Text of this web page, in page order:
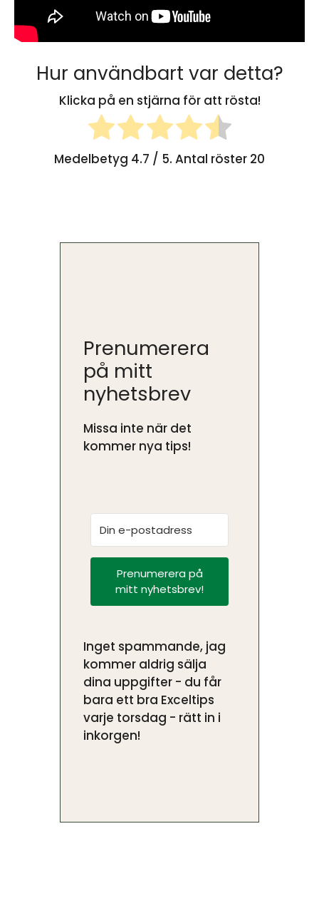
Hur användbart var detta?
Klicka på en stjärna för att rösta!
Medelbetyg 4.7 / 5. Antal röster 20
Prenumerera
på mitt
nyhetsbrev
Missa inte när det
kommer nya tips!
Prenumerera på
mitt nyhetsbrev!
Inget spammande, jag
kommer aldrig sälja
dina uppgifter - du får
bara ett bra Exceltips
varje torsdag - rätt in i
inkorgen!